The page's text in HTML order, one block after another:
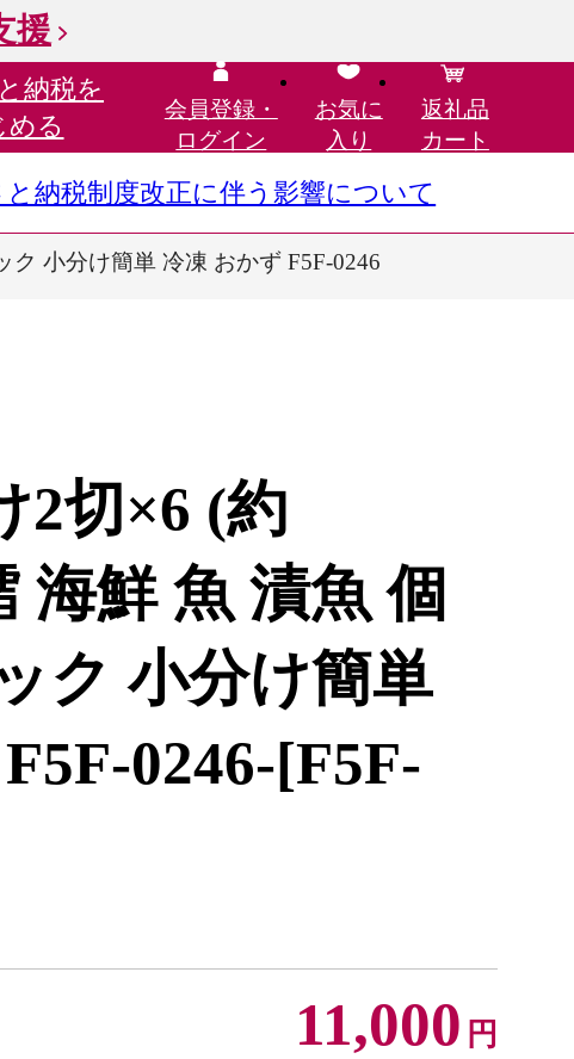
援
納税を
める
会員登録・
ログイン
お気に
入り
返礼品
カート
と納税制度改正に伴う影響について
小分け簡単 冷凍 おかず F5F-0246
2切×6 (約
海鮮 魚 漬魚 個
ク 小分け簡単
0246-[F5F-
11,000 円